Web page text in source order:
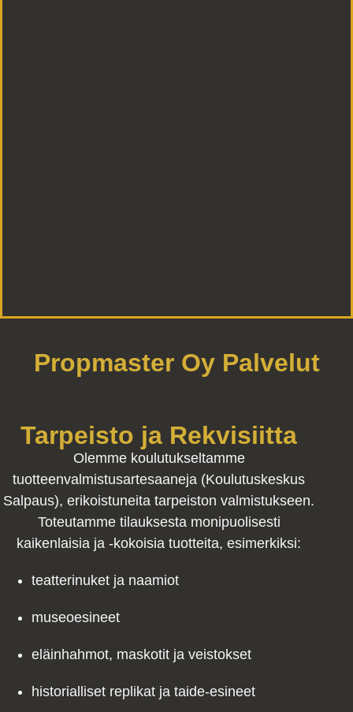
Propmaster Oy Palvelut
Tarpeisto ja Rekvisiitta
Olemme koulutukseltamme
tuotteenvalmistusartesaaneja (Koulutuskeskus
Salpaus), erikoistuneita tarpeiston valmistukseen.
Toteutamme tilauksesta monipuolisesti
kaikenlaisia ja -kokoisia tuotteita, esimerkiksi:
teatterinuket ja naamiot
museoesineet
eläinhahmot, maskotit ja veistokset
historialliset replikat ja taide-esineet